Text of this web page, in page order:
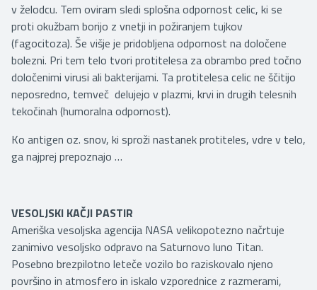
v želodcu. Tem oviram sledi splošna odpornost celic, ki se
proti okužbam borijo z vnetji in požiranjem tujkov
(fagocitoza). Še višje je pridobljena odpornost na določene
bolezni. Pri tem telo tvori protitelesa za obrambo pred točno
določenimi virusi ali bakterijami. Ta protitelesa celic ne ščitijo
neposredno, temveč delujejo v plazmi, krvi in drugih telesnih
tekočinah (humoralna odpornost).
Ko antigen oz. snov, ki sproži nastanek protiteles, vdre v telo,
ga najprej prepoznajo …
VESOLJSKI KAČJI PASTIR
Ameriška vesoljska agencija NASA velikopotezno načrtuje
zanimivo vesoljsko odpravo na Saturnovo luno Titan.
Posebno brezpilotno leteče vozilo bo raziskovalo njeno
površino in atmosfero in iskalo vzporednice z razmerami,